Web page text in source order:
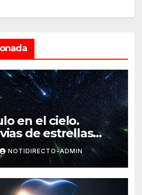
en el cielo.
de estrellas
su punto máximo
NOTIDIRECTO-ADMIN